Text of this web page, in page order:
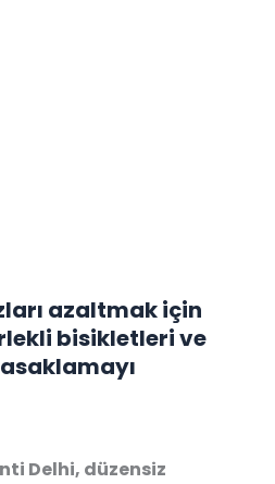
azaltmak için
bisikletleri ve
Delhi, düzensiz